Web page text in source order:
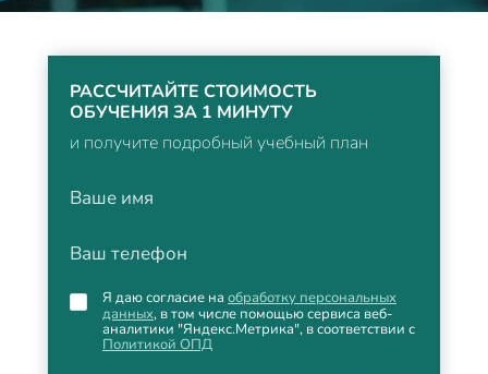
РАССЧИТАЙТЕ СТОИМОСТЬ
ОБУЧЕНИЯ ЗА 1 МИНУТУ
и получите подробный учебный план
Ваше имя
Ваш телефон
Я даю согласие на обработку персональных
данных, в том числе помощью сервиса веб-
аналитики "Яндекс.Метрика", в соответствии с
Политикой ОПД